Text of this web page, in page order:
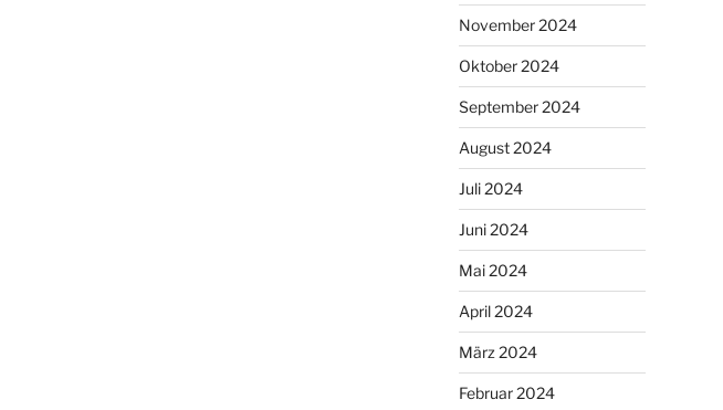
November 2024
Oktober 2024
September 2024
August 2024
Juli 2024
Juni 2024
Mai 2024
April 2024
März 2024
Februar 2024